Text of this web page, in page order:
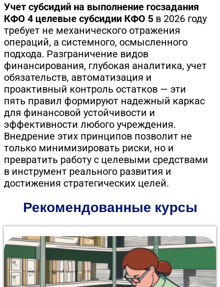
Учет субсидий на выполнение госзадания
КФО 4 целевые субсидии КФО 5 в 2026 году
требует не механического отражения
операций, а системного, осмысленного
подхода. Разграничение видов
финансирования, глубокая аналитика, учет
обязательств, автоматизация и
проактивный контроль остатков — эти
пять правил формируют надежный каркас
для финансовой устойчивости и
эффективности любого учреждения.
Внедрение этих принципов позволит не
только минимизировать риски, но и
превратить работу с целевыми средствами
в инструмент реального развития и
достижения стратегических целей.
Рекомендованные курсы
Курс профессиональной переподготовки на 500
часов даёт комплексные знания от нормативной
базы до современных технологий работы с
документами. В программе: экспертиза ценности